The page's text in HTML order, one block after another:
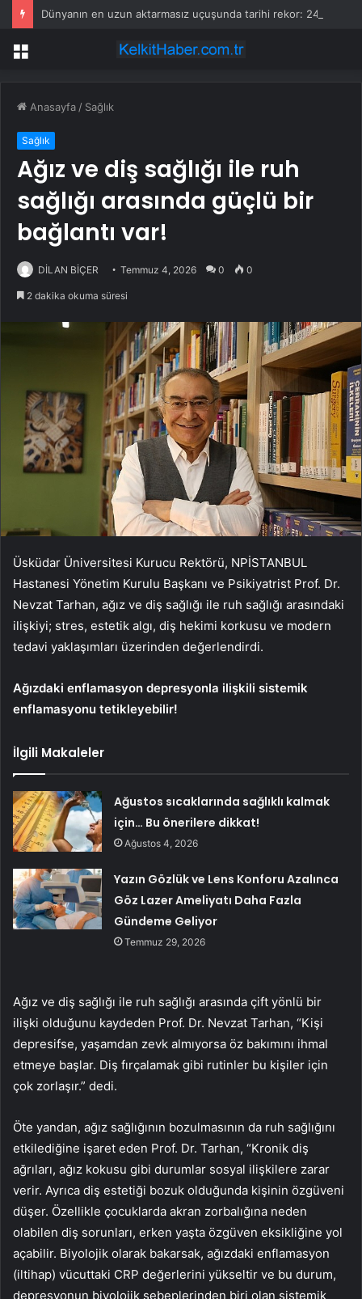
Menü
Anasayfa / Sağlık
Sağlık
Ağız ve diş sağlığı ile ruh
sağlığı arasında güçlü bir
bağlantı var!
DİLAN BİÇER Temmuz 4, 2026 0 0
2 dakika okuma süresi
Üsküdar Üniversitesi Kurucu Rektörü, NPİSTANBUL
Hastanesi Yönetim Kurulu Başkanı ve Psikiyatrist Prof. Dr.
Nevzat Tarhan, ağız ve diş sağlığı ile ruh sağlığı arasındaki
ilişkiyi; stres, estetik algı, diş hekimi korkusu ve modern
tedavi yaklaşımları üzerinden değerlendirdi.
Ağızdaki enflamasyon depresyonla ilişkili sistemik
enflamasyonu tetikleyebilir!
İlgili Makaleler
Ağustos sıcaklarında sağlıklı kalmak
için… Bu önerilere dikkat!
Ağustos 4, 2026
Yazın Gözlük ve Lens Konforu Azalınca
Göz Lazer Ameliyatı Daha Fazla
Gündeme Geliyor
Temmuz 29, 2026
Ağız ve diş sağlığı ile ruh sağlığı arasında çift yönlü bir
ilişki olduğunu kaydeden Prof. Dr. Nevzat Tarhan, “Kişi
depresifse, yaşamdan zevk almıyorsa öz bakımını ihmal
etmeye başlar. Diş fırçalamak gibi rutinler bu kişiler için
çok zorlaşır.” dedi.
Öte yandan, ağız sağlığının bozulmasının da ruh sağlığını
etkilediğine işaret eden Prof. Dr. Tarhan, “Kronik diş
ağrıları, ağız kokusu gibi durumlar sosyal ilişkilere zarar
verir. Ayrıca diş estetiği bozuk olduğunda kişinin özgüveni
düşer. Özellikle çocuklarda akran zorbalığına neden
olabilen diş sorunları, erken yaşta özgüven eksikliğine yol
açabilir. Biyolojik olarak bakarsak, ağızdaki enflamasyon
(iltihap) vücuttaki CRP değerlerini yükseltir ve bu durum,
depresyonun biyolojik sebeplerinden biri olan sistemik